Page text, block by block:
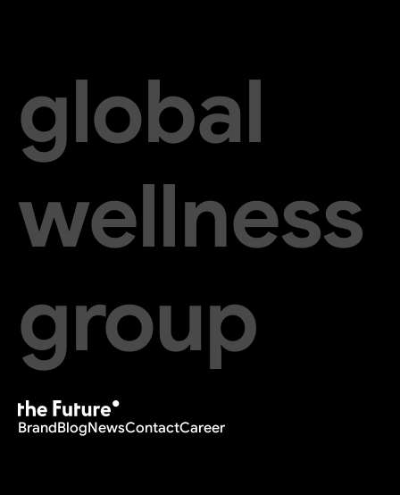
global
wellness
group
BrandBlogNewsContactCareer